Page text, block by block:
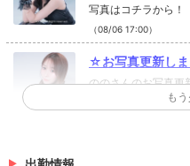
写真はコチラから！
（08/06 17:00）
☆お写真更新し
ののさんのお写真更
真はコチラから！も